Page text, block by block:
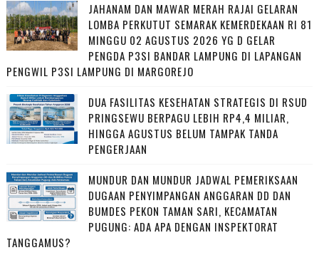
JAHANAM DAN MAWAR MERAH RAJAI GELARAN
LOMBA PERKUTUT SEMARAK KEMERDEKAAN RI 81
MINGGU 02 AGUSTUS 2026 YG D GELAR
PENGDA P3SI BANDAR LAMPUNG DI LAPANGAN
PENGWIL P3SI LAMPUNG DI MARGOREJO
DUA FASILITAS KESEHATAN STRATEGIS DI RSUD
PRINGSEWU BERPAGU LEBIH RP4,4 MILIAR,
HINGGA AGUSTUS BELUM TAMPAK TANDA
PENGERJAAN
MUNDUR DAN MUNDUR JADWAL PEMERIKSAAN
DUGAAN PENYIMPANGAN ANGGARAN DD DAN
BUMDES PEKON TAMAN SARI, KECAMATAN
PUGUNG: ADA APA DENGAN INSPEKTORAT
TANGGAMUS?